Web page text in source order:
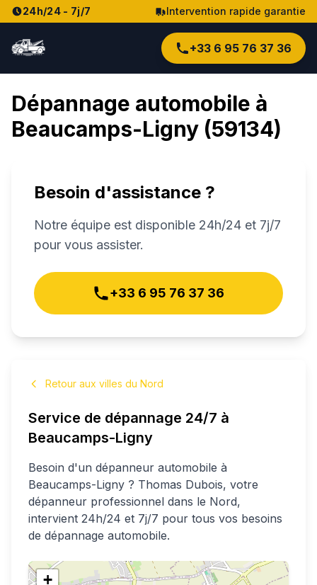
24h/24 - 7j/7 Intervention rapide garantie
+33 6 95 76 37 36
Dépannage automobile à
Beaucamps-Ligny (59134)
Besoin d'assistance ?
Notre équipe est disponible 24h/24 et 7j/7
pour vous assister.
+33 6 95 76 37 36
Retour aux villes du Nord
Service de dépannage 24/7 à
Beaucamps-Ligny
Besoin d'un dépanneur automobile à
Beaucamps-Ligny ? Thomas Dubois, votre
dépanneur professionnel dans le Nord,
intervient 24h/24 et 7j/7 pour tous vos besoins
de dépannage automobile.
+